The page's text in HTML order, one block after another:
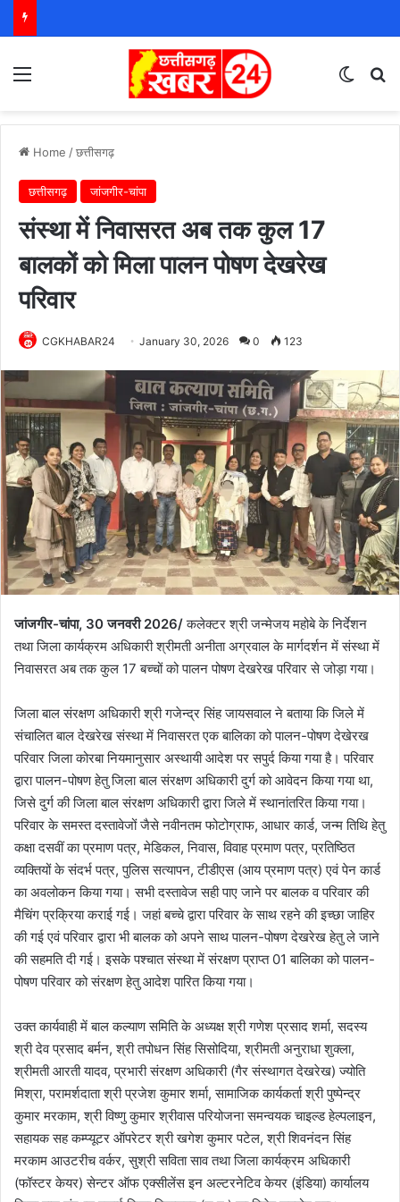
Home /छत्तीसगढ़
छत्तीसगढ़ जांजगीर-चांपा
संस्था में निवासरत अब तक कुल 17
बालकों को मिला पालन पोषण देखरेख
परिवार
CGKHABAR24 January 30, 2026 0 123
जांजगीर-चांपा, 30 जनवरी 2026/कलेक्टर श्री जन्मेजय महोबे के निर्देशन
तथा जिला कार्यक्रम अधिकारी श्रीमती अनीता अग्रवाल के मार्गदर्शन में संस्था में
निवासरत अब तक कुल 17 बच्चों को पालन पोषण देखरेख परिवार से जोड़ा गया।
जिला बाल संरक्षण अधिकारी श्री गजेन्द्र सिंह जायसवाल ने बताया कि जिले में
संचालित बाल देखरेख संस्था में निवासरत एक बालिका को पालन-पोषण देखेरख
परिवार जिला कोरबा नियमानुसार अस्थायी आदेश पर सपुर्द किया गया है। परिवार
द्वारा पालन-पोषण हेतु जिला बाल संरक्षण अधिकारी दुर्ग को आवेदन किया गया था,
जिसे दुर्ग की जिला बाल संरक्षण अधिकारी द्वारा जिले में स्थानांतरित किया गया।
परिवार के समस्त दस्तावेजों जैसे नवीनतम फोटोग्राफ, आधार कार्ड, जन्म तिथि हेतु
कक्षा दसवीं का प्रमाण पत्र, मेडिकल, निवास, विवाह प्रमाण पत्र, प्रतिष्ठित
व्यक्तियों के संदर्भ पत्र, पुलिस सत्यापन, टीडीएस (आय प्रमाण पत्र) एवं पेन कार्ड
का अवलोकन किया गया। सभी दस्तावेज सही पाए जाने पर बालक व परिवार की
मैचिंग प्रक्रिया कराई गई। जहां बच्चे द्वारा परिवार के साथ रहने की इच्छा जाहिर
की गई एवं परिवार द्वारा भी बालक को अपने साथ पालन-पोषण देखरेख हेतु ले जाने
की सहमति दी गई। इसके पश्चात संस्था में संरक्षण प्राप्त 01 बालिका को पालन-
पोषण परिवार को संरक्षण हेतु आदेश पारित किया गया।
उक्त कार्यवाही में बाल कल्याण समिति के अध्यक्ष श्री गणेश प्रसाद शर्मा, सदस्य
श्री देव प्रसाद बर्मन, श्री तपोधन सिंह सिसोदिया, श्रीमती अनुराधा शुक्ला,
श्रीमती आरती यादव, प्रभारी संरक्षण अधिकारी (गैर संस्थागत देखरेख) ज्योति
मिश्रा, परामर्शदाता श्री प्रजेश कुमार शर्मा, सामाजिक कार्यकर्ता श्री पुष्पेन्द्र
कुमार मरकाम, श्री विष्णु कुमार श्रीवास परियोजना समन्वयक चाइल्ड हेल्पलाइन,
सहायक सह कम्प्यूटर ऑपरेटर श्री खगेश कुमार पटेल, श्री शिवनंदन सिंह
मरकाम आउटरीच वर्कर, सुश्री सविता साव तथा जिला कार्यक्रम अधिकारी
(फॉस्टर केयर) सेन्टर ऑफ एक्सीलेंस इन अल्टरनेटिव केयर (इंडिया) कार्यालय